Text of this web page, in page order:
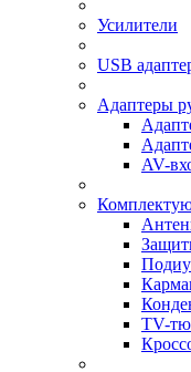
Усилители
USB
Адаптеры
AV-
TV-